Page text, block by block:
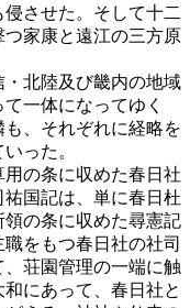
させた。そして十二
家康と遠江の三方原
北陸及び畿内の地域
一体になってゆく
、それぞれに経略を
った。
の条に収めた春日社
国記は、単に春日杜
の条に収めた尋憲記
をもつ春日社の社司
荘園管理の一端に触
にあって、春日社と